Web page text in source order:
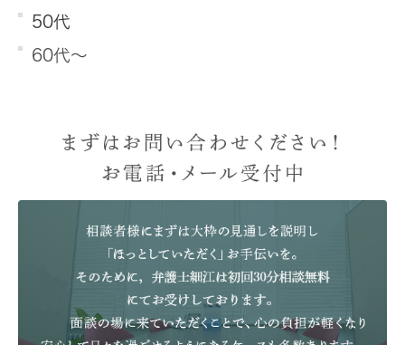
50代
60代～